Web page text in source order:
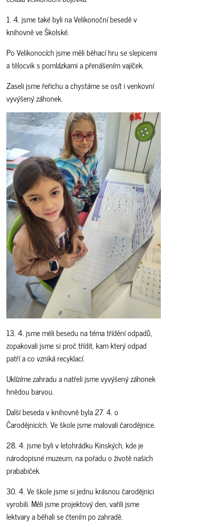
1. 4. jsme také byli na Velikonoční besedě v
knihovně ve Školské.
Po Velikonocích jsme měli běhací hru se slepicemi
a tělocvik s pomlázkami a přenášením vajíček.
Zaseli jsme řeřichu a chystáme se osít i venkovní
vyvýšený záhonek.
13. 4. jsme měli besedu na téma třídění odpadů,
zopakovali jsme si proč třídit, kam který odpad
patří a co vzniká recyklací.
Uklízíme zahradu a natřeli jsme vyvýšený záhonek
hnědou barvou.
Další beseda v knihovně byla 27. 4. o
Čarodějnicích. Ve škole jsme malovali čarodějnice.
28. 4. jsme byli v letohrádku Kinských, kde je
národopisné muzeum, na pořadu o životě našich
prababiček.
30. 4. Ve škole jsme si jednu krásnou čarodějnici
vyrobili. Měli jsme projektový den, vařili jsme
lektvary a běhali se čtením po zahradě.